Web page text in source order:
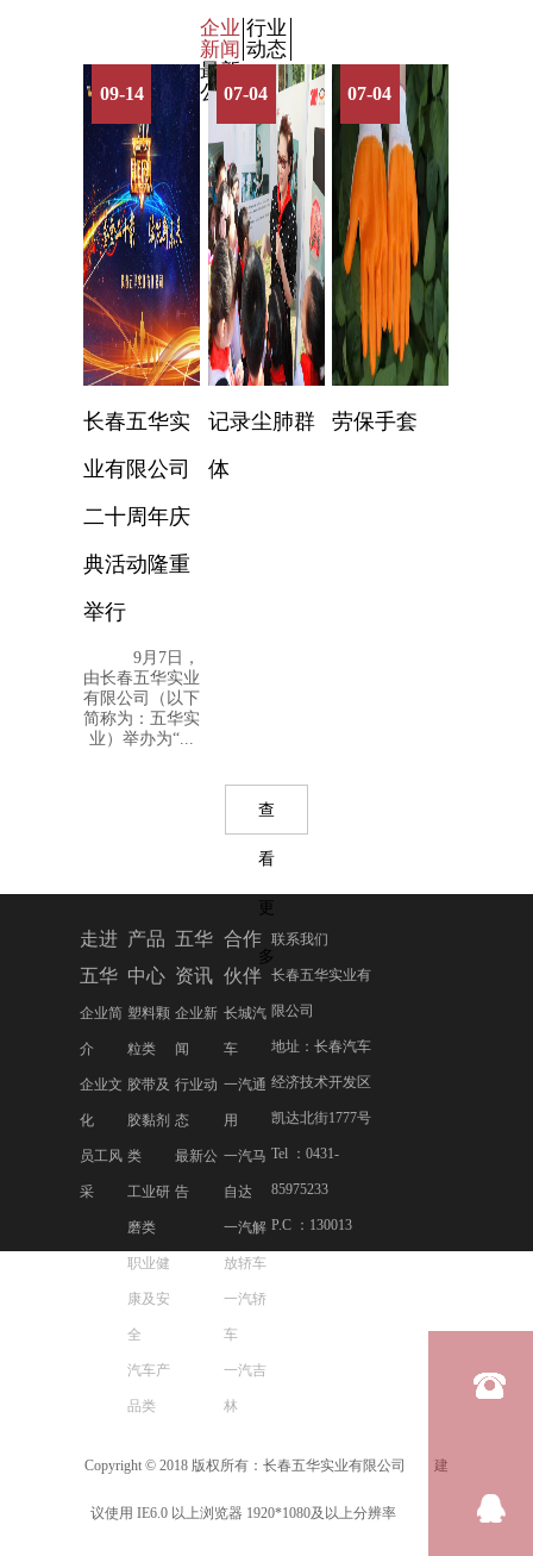
企业
新闻
行业
动态
最新
公告
长春五华实
业有限公司
二十周年庆
典活动隆重
举行
9月7日，
由长春五华实业
有限公司（以下
简称为：五华实
业）举办为“...
09-14
记录尘肺群
体
07-04
劳保手套
07-04
查
看
更
多
走进
五华
企业简
介
企业文
化
员工风
采
产品
中心
塑料颗
粒类
胶带及
胶黏剂
类
工业研
磨类
职业健
康及安
全
汽车产
品类
五华
资讯
企业新
闻
行业动
态
最新公
告
合作
伙伴
长城汽
车
一汽通
用
一汽马
自达
一汽解
放轿车
一汽轿
车
一汽吉
林
联系我们
长春五华实业有
限公司
地址：长春汽车
经济技术开发区
凯达北街1777号
Tel ：0431-
85975233
P.C ：130013
Copyright © 2018 版权所有：长春五华实业有限公司 建
议使用 IE6.0 以上浏览器 1920*1080及以上分辨率